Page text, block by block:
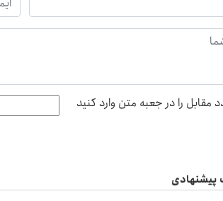
مقابل را در جعبه متن وارد کنید
پیشنهادی